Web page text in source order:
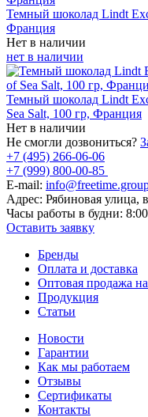
Темный шоколад Lindt
Франция
Нет в наличии
нет в наличии
Темный шоколад Lindt
Sea Salt, 100 гр, Франция
Нет в наличии
Не смогли дозвониться?
+7 (495) 266-06-06
+7 (999) 800-00-85
E-mail:
Адрес: Рябиновая улица,
Часы работы в будни:
Оставить заявку
Бренды
Оплата и доставка
Оптовая продажа
Продукция
Статьи
Новости
Гарантии
Как мы работаем
Отзывы
Сертификаты
Контакты